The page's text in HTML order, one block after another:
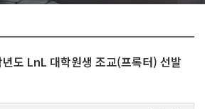
도 LnL 대학원생 조교(프록터) 선발